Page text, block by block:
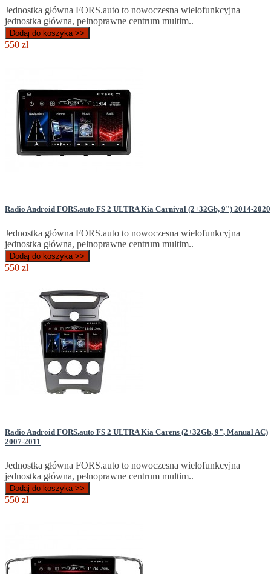
Jednostka główna FORS.auto to nowoczesna wielofunkcyjna
jednostka główna, pełnoprawne centrum multim..
Dodaj do koszyka >>
550 zl
Radio Android FORS.auto FS 2 ULTRA Kia Carnival (2+32Gb, 9") 2014-2020
Jednostka główna FORS.auto to nowoczesna wielofunkcyjna
jednostka główna, pełnoprawne centrum multim..
Dodaj do koszyka >>
550 zl
Radio Android FORS.auto FS 2 ULTRA Kia Carens (2+32Gb, 9", Manual AC)
2007-2011
Jednostka główna FORS.auto to nowoczesna wielofunkcyjna
jednostka główna, pełnoprawne centrum multim..
Dodaj do koszyka >>
550 zl